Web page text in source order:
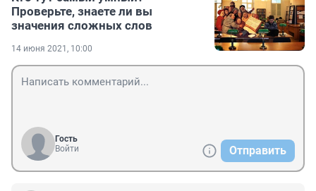
Проверьте, знаете ли вы
значения сложных слов
14 июня 2021, 10:00
Гость
Войти
Отправить